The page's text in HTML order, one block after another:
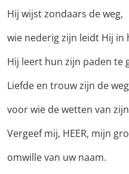
Hij wijst zondaars de weg,
wie nederig zijn leidt Hij in
Hij leert hun zijn paden te
Liefde en trouw zijn de
voor wie de wetten van
Vergeef mij, HEER, mijn
omwille van uw naam.